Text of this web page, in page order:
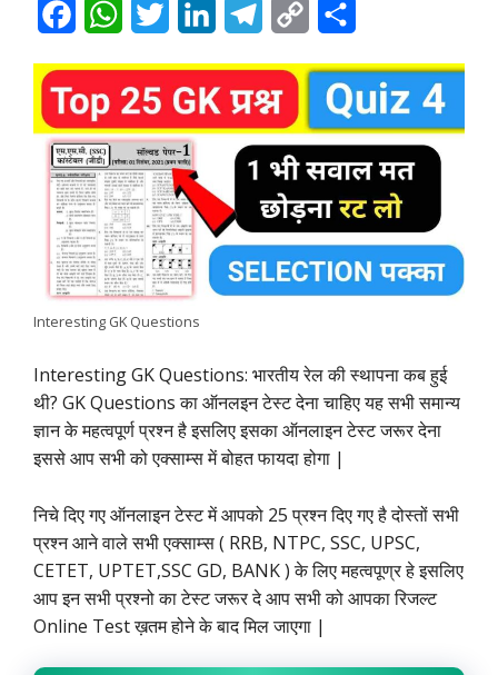
c
e
b
o
o
k
W
a
t
s
A
p
p
i
t
t
e
r
n
k
d
I
l
e
g
r
a
m
y
L
i
n
k
a
r
e
Interesting GK Questions
Interesting GK Questions: भारतीय रेल की स्थापना कब हुई
थी? GK Questions का ऑनलइन टेस्ट देना चाहिए यह सभी समान्य
ज्ञान के महत्वपूर्ण प्रश्न है इसलिए इसका ऑनलाइन टेस्ट जरूर देना
इससे आप सभी को एक्साम्स में बोहत फायदा होगा |
निचे दिए गए ऑनलाइन टेस्ट में आपको 25 प्रश्न दिए गए है दोस्तों सभी
प्रश्न आने वाले सभी एक्साम्स ( RRB, NTPC, SSC, UPSC,
CETET, UPTET,SSC GD, BANK ) के लिए महत्वपूण्र हे इसलिए
आप इन सभी प्रश्नो का टेस्ट जरूर दे आप सभी को आपका रिजल्ट
Online Test ख़तम होने के बाद मिल जाएगा |